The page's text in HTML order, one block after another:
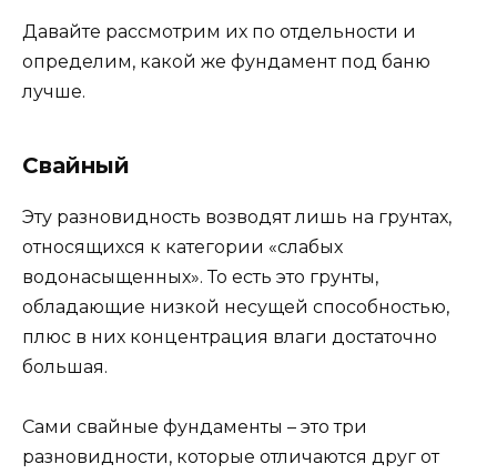
Давайте рассмотрим их по отдельности и
определим, какой же фундамент под баню
лучше.
Свайный
Эту разновидность возводят лишь на грунтах,
относящихся к категории «слабых
водонасыщенных». То есть это грунты,
обладающие низкой несущей способностью,
плюс в них концентрация влаги достаточно
большая.
Сами свайные фундаменты – это три
разновидности, которые отличаются друг от